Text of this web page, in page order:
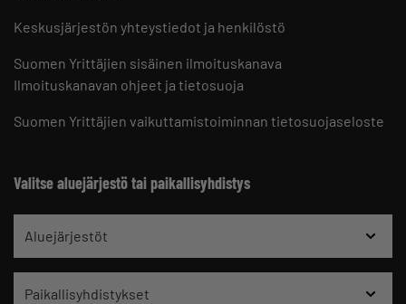
Keskusjärjestön yhteystiedot ja henkilöstö
Suomen Yrittäjien sisäinen ilmoituskanava
Ilmoituskanavan ohjeet ja tietosuoja
Suomen Yrittäjien vaikuttamistoiminnan tietosuojaseloste
Valitse aluejärjestö tai paikallisyhdistys
Aluejärjestöt
Paikallisyhdistykset